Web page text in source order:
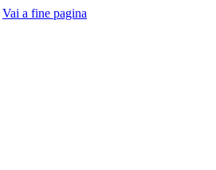
Vai a fine pagina